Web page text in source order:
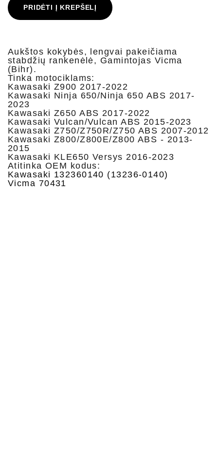
PRIDĖTI Į KREPŠELĮ
Aukštos kokybės, lengvai pakeičiama
stabdžių rankenėlė, Gamintojas Vicma
(Bihr).
Tinka motociklams:
Kawasaki Z900 2017-2022
Kawasaki Ninja 650/Ninja 650 ABS 2017-
2023
Kawasaki Z650 ABS 2017-2022
Kawasaki Vulcan/Vulcan ABS 2015-2023
Kawasaki Z750/Z750R/Z750 ABS 2007-2012
Kawasaki Z800/Z800E/Z800 ABS - 2013-
2015
Kawasaki KLE650 Versys 2016-2023
Atitinka OEM kodus:
Kawasaki 132360140 (13236-0140)
Vicma 70431